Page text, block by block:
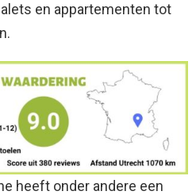
en appartementen tot
heeft onder andere een